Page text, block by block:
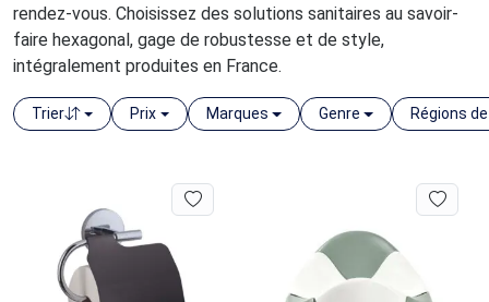
rendez-vous. Choisissez des solutions sanitaires au savoir-
faire hexagonal, gage de robustesse et de style,
intégralement produites en France.
Trier Prix Marques Genre Régions